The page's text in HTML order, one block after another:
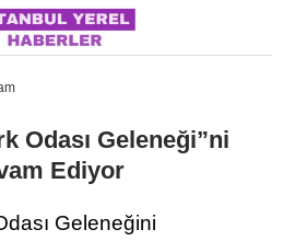
Odası Geleneği”ni
Ediyor
Geleneğini